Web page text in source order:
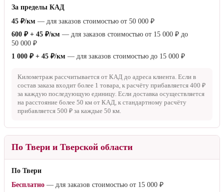
За пределы КАД
45 ₽/км — для заказов стоимостью от 50 000 ₽
600 ₽ + 45 ₽/км — для заказов стоимостью от 15 000 ₽ до
50 000 ₽
1 000 ₽ + 45 ₽/км — для заказов стоимостью до 15 000 ₽
Километраж рассчитывается от КАД до адреса клиента. Если в
состав заказа входит более 1 товара, к расчёту прибавляется 400 ₽
за каждую последующую единицу. Если доставка осуществляется
на расстояние более 50 км от КАД, к стандартному расчёту
прибавляется 500 ₽ за каждые 50 км.
По Твери и Тверской области
По Твери
Бесплатно — для заказов стоимостью от 15 000 ₽